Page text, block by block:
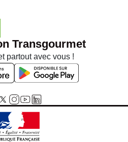
Transgourmet
partout avec vous !